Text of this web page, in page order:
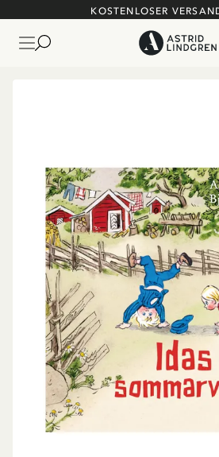
KOSTENLOSER